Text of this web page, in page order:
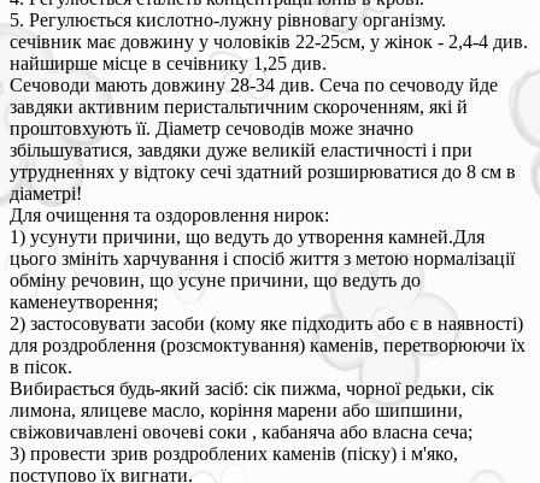
5. Регулюється кислотно-лужну рівновагу організму.
сечівник має довжину у чоловіків 22-25см, у жінок - 2,4-4 див.
найширше місце в сечівнику 1,25 див.
Сечоводи мають довжину 28-34 див. Сеча по сечоводу йде
завдяки активним перистальтичним скороченням, які й
проштовхують її. Діаметр сечоводів може значно
збільшуватися, завдяки дуже великій еластичності і при
утрудненнях у відтоку сечі здатний розширюватися до 8 см в
діаметрі!
Для очищення та оздоровлення нирок:
1) усунути причини, що ведуть до утворення камней.Для
цього змініть харчування і спосіб життя з метою нормалізації
обміну речовин, що усуне причини, що ведуть до
каменеутворення;
2) застосовувати засоби (кому яке підходить або є в наявності)
для роздроблення (розсмоктування) каменів, перетворюючи їх
в пісок.
Вибирається будь-який засіб: сік пижма, чорної редьки, сік
лимона, ялицеве масло, коріння марени або шипшини,
свіжовичавлені овочеві соки , кабаняча або власна сеча;
3) провести зрив роздроблених каменів (піску) і м'яко,
поступово їх вигнати.